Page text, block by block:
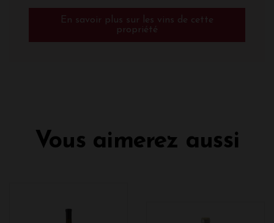
En savoir plus sur les vins de cette
propriété
Vous aimerez aussi